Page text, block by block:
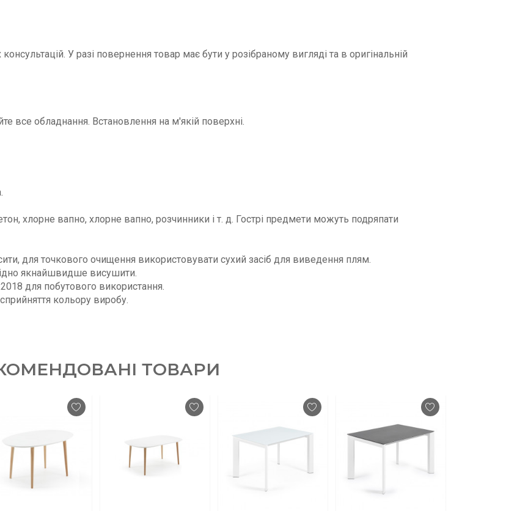
У разі повернення товар має бути у розібраному вигляді та в оригінальній
все обладнання. Встановлення на м'якій поверхні.
хлорне вапно, хлорне вапно, розчинники і т. д. Гострі предмети можуть подряпати
для точкового очищення використовувати сухий засіб для виведення плям.
якнайшвидше висушити.
для побутового використання.
кольору виробу.
ТОВАРИ